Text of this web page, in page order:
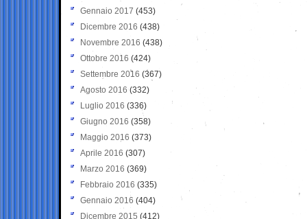
Gennaio 2017 (453)
Dicembre 2016 (438)
Novembre 2016 (438)
Ottobre 2016 (424)
Settembre 2016 (367)
Agosto 2016 (332)
Luglio 2016 (336)
Giugno 2016 (358)
Maggio 2016 (373)
Aprile 2016 (307)
Marzo 2016 (369)
Febbraio 2016 (335)
Gennaio 2016 (404)
Dicembre 2015 (412)